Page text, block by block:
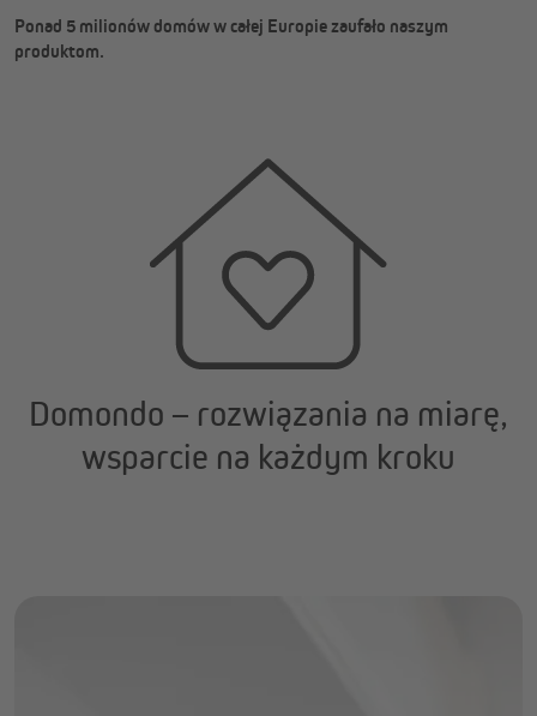
Ponad 5 milionów domów w całej Europie zaufało naszym
produktom.
Domondo – rozwiązania na miarę,
wsparcie na każdym kroku